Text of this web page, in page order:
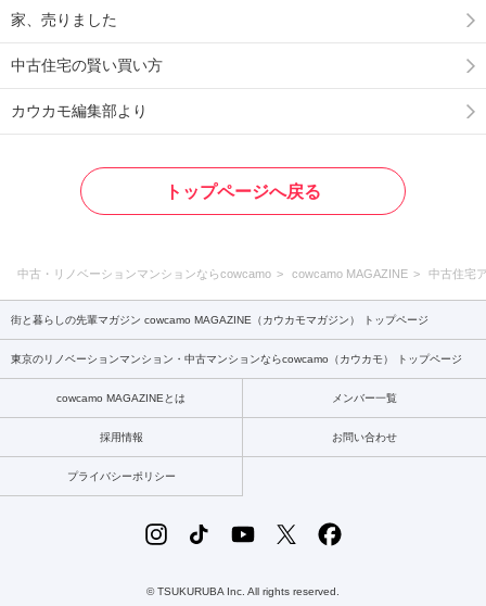
家、売りました
中古住宅の賢い買い方
カウカモ編集部より
トップページへ戻る
中古・リノベーションマンションならcowcamo cowcamo MAGAZINE 中古住宅
街と暮らしの先輩マガジン cowcamo MAGAZINE（カウカモマガジン） トップページ
東京のリノベーションマンション・中古マンションならcowcamo（カウカモ） トップページ
cowcamo MAGAZINEとは メンバー一覧
採用情報 お問い合わせ
プライバシーポリシー
© TSUKURUBA Inc. All rights reserved.